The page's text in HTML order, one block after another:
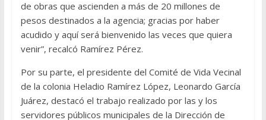
de obras que ascienden a más de 20 millones de
pesos destinados a la agencia; gracias por haber
acudido y aquí será bienvenido las veces que quiera
venir”, recalcó Ramírez Pérez.
Por su parte, el presidente del Comité de Vida Vecinal
de la colonia Heladio Ramírez López, Leonardo García
Juárez, destacó el trabajo realizado por las y los
servidores públicos municipales de la Dirección de